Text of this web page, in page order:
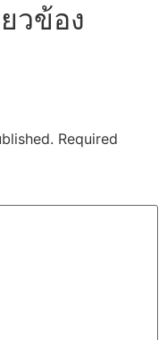
วข้อง
Required